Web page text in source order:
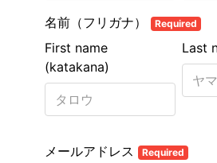
名前（フリガナ） Required
Last
First name
(katakana)
メールアドレス Required